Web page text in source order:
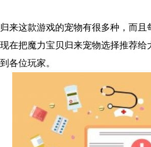
来这款游戏的宠物有很多种，而
在把魔力宝贝归来宠物选择推荐
各位玩家。